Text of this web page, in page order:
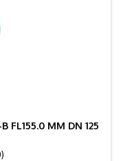
FL155.0 MM DN 125